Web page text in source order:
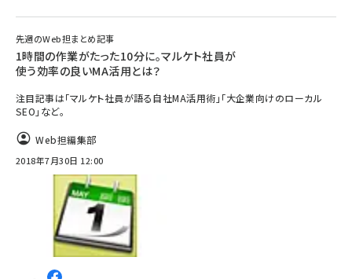
先週のWeb担まとめ記事
1時間の作業がたった10分に。マルケト社員が
使う効率の良いMA活用とは？
注目記事は「マルケト社員が語る自社MA活用術」「大企業向けのローカル
SEO」など。
Web担編集部
2018年7月30日 12:00